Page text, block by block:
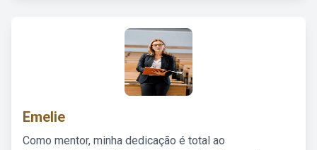
Emelie
Como mentor, minha dedicação é total ao